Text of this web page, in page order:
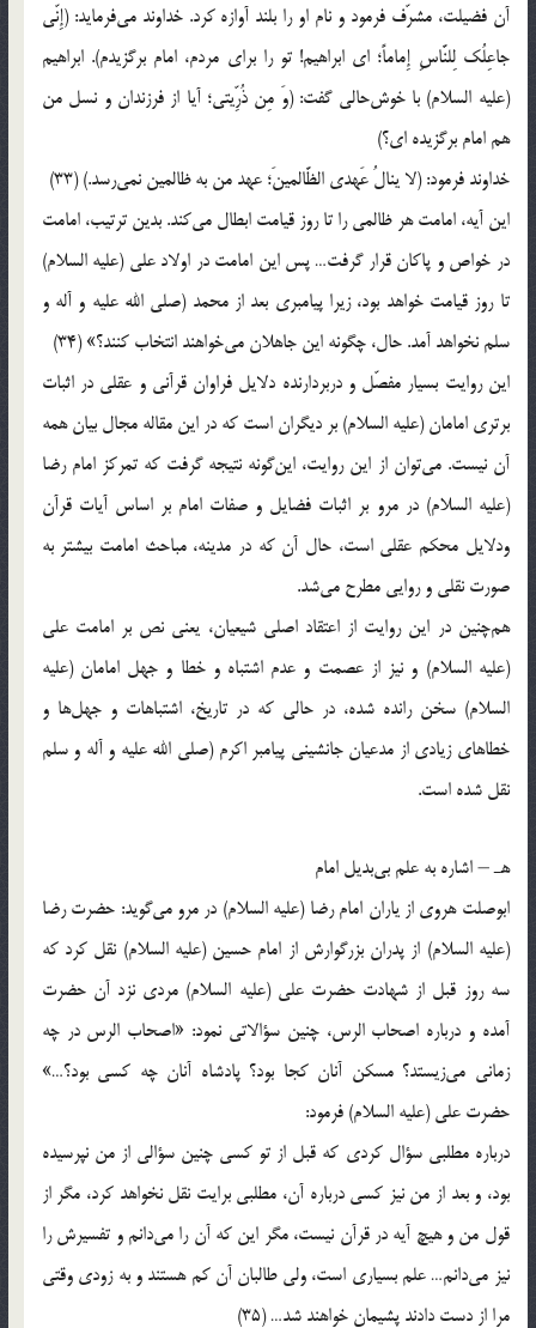
آن فضیلت، مشرّف فرمود و نام او را بلند آوازه کرد. خداوند می‌فرماید: (إِنّی
جاعِلُک لِلنَّاسِ إِماماً؛ ای ابراهیم! تو را برای مردم، امام برگزیدم). ابراهیم
(علیه السلام) با خوش‌حالی گفت: (وَ مِن ذُرِّیتی؛ آیا از فرزندان و نسل من
هم امام برگزیده ای؟)
خداوند فرمود: (لا ینالُ عَهدی الظَّالمینَ؛ عهد من به ظالمین نمی‌رسد.) (33)
این آیه، امامت هر ظالمی را تا روز قیامت ابطال می‌کند. بدین ترتیب، امامت
در خواص و پاکان قرار گرفت… پس این امامت در اولاد علی (علیه السلام)
تا روز قیامت خواهد بود، زیرا پیامبری بعد از محمد (صلی الله علیه و آله و
سلم نخواهد آمد. حال، چگونه این جاهلان می‌خواهند انتخاب کنند؟» (34)
این روایت بسیار مفصّل و دربردارنده دلایل فراوان قرآنی و عقلی در اثبات
برتری امامان (علیه السلام) بر دیگران است که در این مقاله مجال بیان همه
آن نیست. می‌توان از این روایت، این‌گونه نتیجه گرفت که تمرکز امام رضا
(علیه السلام) در مرو بر اثبات فضایل و صفات امام بر اساس آیات قرآن
ودلایل محکم عقلی است، حال آن که در مدینه، مباحث امامت بیشتر به
صورت نقلی و روایی مطرح می‌شد.
هم‌چنین در این روایت از اعتقاد اصلی شیعیان، یعنی نص بر امامت علی
(علیه السلام) و نیز از عصمت و عدم اشتباه و خطا و جهل امامان (علیه
السلام) سخن رانده شده، در حالی که در تاریخ، اشتباهات و جهل‌ها و
خطاهای زیادی از مدعیان جانشینی پیامبر اکرم (صلی الله علیه و آله و سلم
نقل شده است.
هـ – اشاره به علم بی‌بدیل امام
ابوصلت هروی از یاران امام رضا (علیه السلام) در مرو می‌گوید: حضرت رضا
(علیه السلام) از پدران بزرگوارش از امام حسین (علیه السلام) نقل کرد که
سه روز قبل از شهادت حضرت علی (علیه السلام) مردی نزد آن حضرت
آمده و درباره اصحاب الرس، چنین سؤالاتی نمود: «اصحاب الرس در چه
زمانی می‌زیستد؟ مسکن آنان کجا بود؟ پادشاه آنان چه کسی بود؟…»
حضرت علی (علیه السلام) فرمود:
درباره مطلبی سؤال کردی که قبل از تو کسی چنین سؤالی از من نپرسیده
بود، و بعد از من نیز کسی درباره آن، مطلبی برایت نقل نخواهد کرد، مگر از
قول من و هیچ آیه در قرآن نیست، مگر این که آن را می‌دانم و تفسیرش را
نیز می‌دانم… علم بسیاری است، ولی طالبان آن کم هستند و به زودی وقتی
مرا از دست دادند پشیمان خواهند شد… (35)